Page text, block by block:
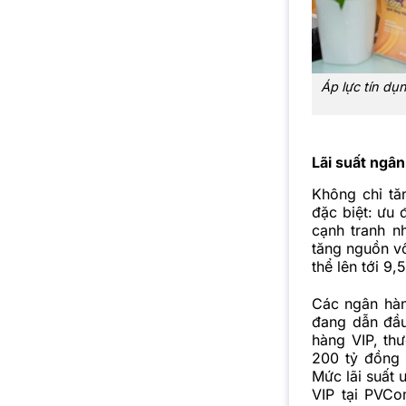
Áp lực tín
Lãi suất
Không chỉ
đặc biệt: ưu
cạnh tranh
tăng nguồn
thể lên tới
Các ngân
đang dẫn
hàng VIP,
200 tỷ đồng
Mức lãi suất
VIP tại